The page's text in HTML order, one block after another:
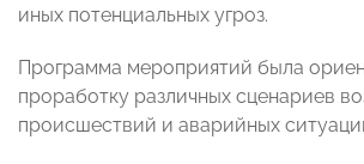
иных потенциальных угроз.
Программа мероприятий была
проработку различных сценариев
происшествий и аварийных